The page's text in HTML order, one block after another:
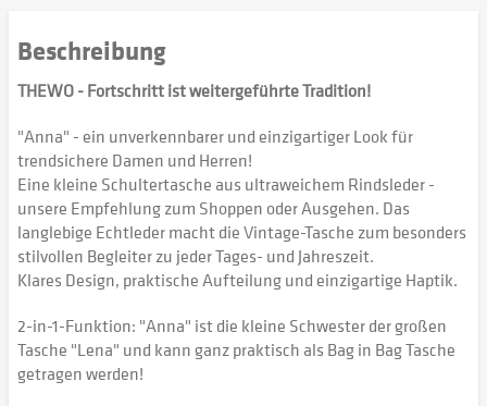
Beschreibung
THEWO - Fortschritt ist weitergeführte Tradition!
"Anna" - ein unverkennbarer und einzigartiger Look für
trendsichere Damen und Herren!
Eine kleine Schultertasche aus ultraweichem Rindsleder -
unsere Empfehlung zum Shoppen oder Ausgehen. Das
langlebige Echtleder macht die Vintage-Tasche zum besonders
stilvollen Begleiter zu jeder Tages- und Jahreszeit.
Klares Design, praktische Aufteilung und einzigartige Haptik.
2-in-1-Funktion: "Anna" ist die kleine Schwester der großen
Tasche "Lena" und kann ganz praktisch als Bag in Bag Tasche
getragen werden!